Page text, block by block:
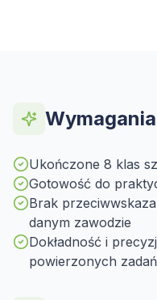
Wymagania
Ukończone 8 klas
Gotowość do
Brak
danym zawodzie
Dokładność i
powierzonych zadań